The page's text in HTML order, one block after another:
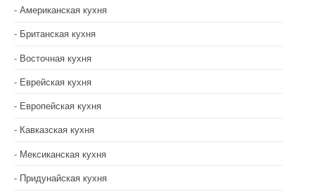
Американская кухня
Британская кухня
Восточная кухня
Еврейская кухня
Европейская кухня
Кавказская кухня
Мексиканская кухня
Придунайская кухня